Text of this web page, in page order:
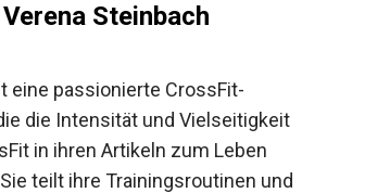
Verena Steinbach
eine passionierte CrossFit-
die Intensität und Vielseitigkeit
in ihren Artikeln zum Leben
teilt ihre Trainingsroutinen und